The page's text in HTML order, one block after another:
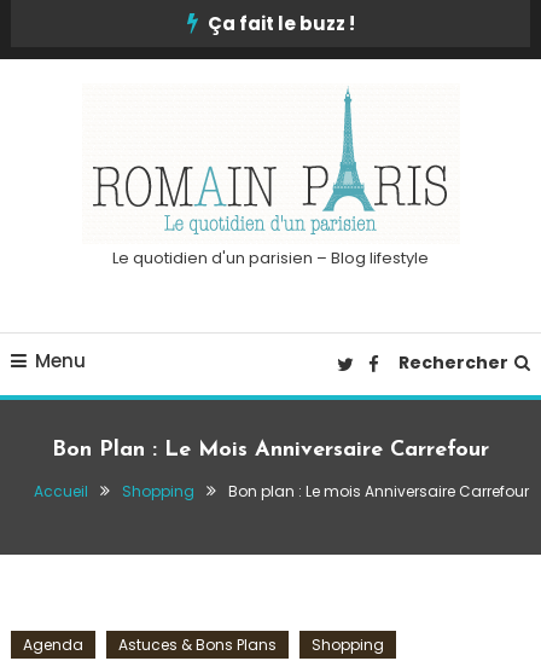
Ça fait le buzz !
Le quotidien d'un parisien – Blog lifestyle
Menu Rechercher
Bon Plan : Le Mois Anniversaire Carrefour
Accueil Shopping Bon plan : Le mois Anniversaire Carrefour
Agenda Astuces & Bons Plans
Shopping